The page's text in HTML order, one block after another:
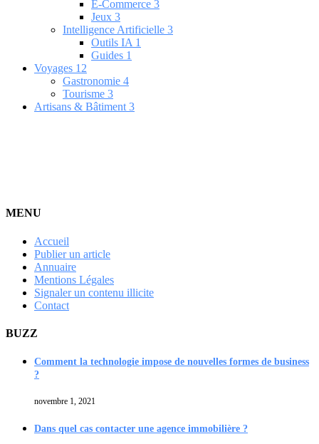
E-Commerce 3
Jeux 3
Intelligence Artificielle 3
Outils IA 1
Guides 1
Voyages 12
Gastronomie 4
Tourisme 3
Artisans & Bâtiment 3
MENU
Accueil
Publier un article
Annuaire
Mentions Légales
Signaler un contenu illicite
Contact
BUZZ
Comment la technologie impose de nouvelles formes de business
?
novembre 1, 2021
Dans quel cas contacter une agence immobilière ?